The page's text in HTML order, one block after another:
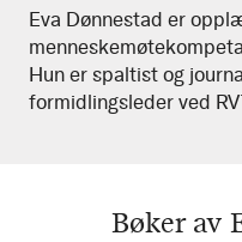
Eva
Dønnestad
Eva Dønnestad er
Hun er spaltist og
formidlingsleder ved
Bøker av